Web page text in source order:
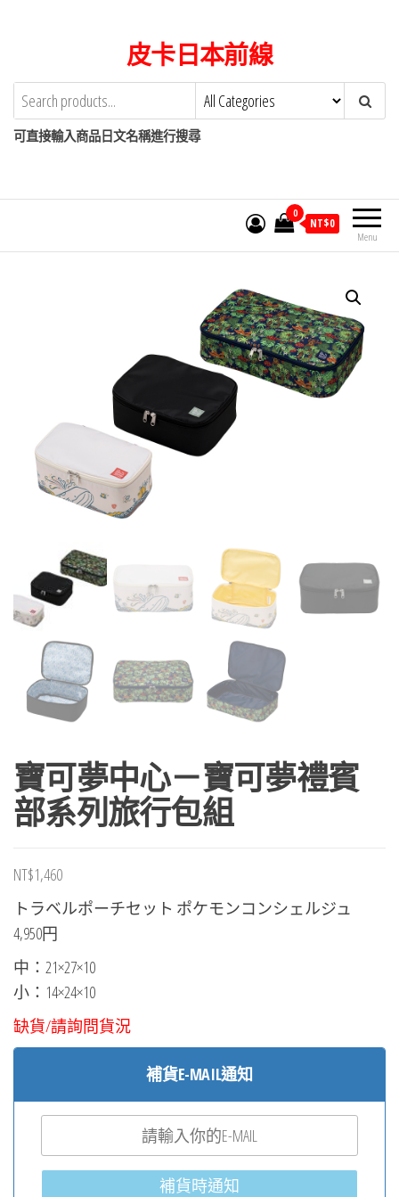
content
皮卡日本前線
可直接輸入商品日文名稱進行搜尋
Menu
0
NT$0
寶可夢中心－寶可夢禮賓
部系列旅行包組
NT$1,460
トラベルポーチセット ポケモンコンシェルジュ
4,950円
中：21×27×10
小：14×24×10
缺貨/請詢問貨況
補貨E-MAIL通知
補貨時通知